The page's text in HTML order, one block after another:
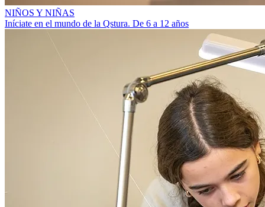
NIÑOS Y NIÑAS
Iníciate en el mundo de la Qstura. De 6 a 12 años